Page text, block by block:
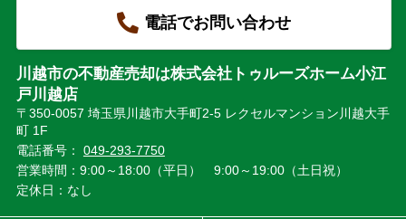
電話でお問い合わせ
川越市の不動産売却は株式会社トゥルーズホーム小江
戸川越店
〒350-0057 埼玉県川越市大手町2-5 レクセルマンション川越大手
町 1F
電話番号： 049-293-7750
営業時間：9:00～18:00（平日） 9:00～19:00（土日祝）
定休日：なし